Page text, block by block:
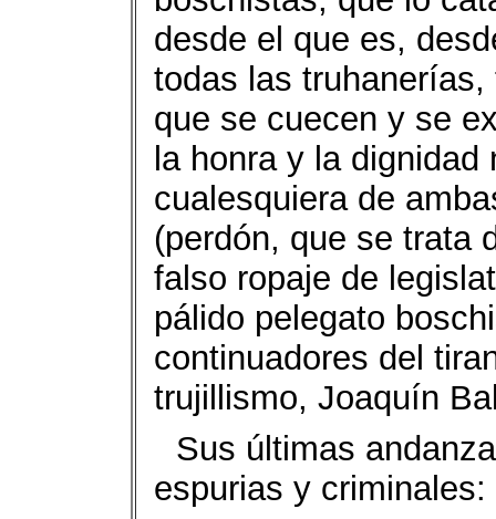
desde el que es,
todas las
que se cuecen y se
la honra y la
cualesquiera de
(perdón, que se trata
falso ropaje de
pálido pelegato
continuadores del
trujillismo, Joaquín
Sus últimas
espurias y criminales: